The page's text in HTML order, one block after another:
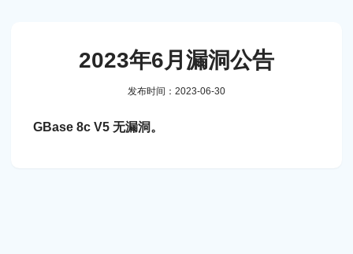
2023年6月漏洞公告
发布时间：2023-06-30
GBase 8c V5 无漏洞。